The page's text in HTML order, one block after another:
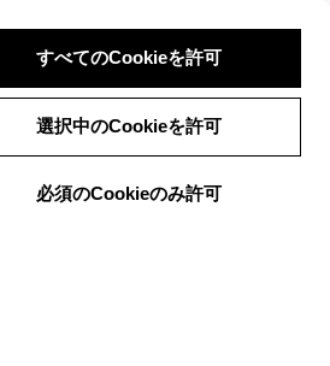
すべてのCookieを許可
選択中のCookieを許可
必須のCookieのみ許可
ログイン 検索 メニュー
メニュー